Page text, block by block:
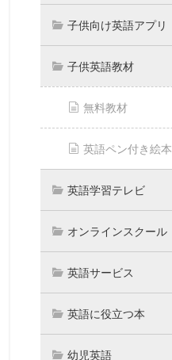
子供向け英語アプリ
子供英語教材
無料教材
英語ペン付き絵本
英語学習テレビ
オンラインスクール
英語サービス
英語に役立つ本
幼児英語